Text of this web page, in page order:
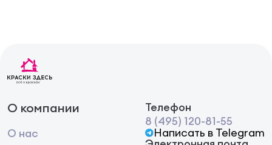
О компании
О нас
Телефон
8 (495) 120-81-55
Написать в Telegram